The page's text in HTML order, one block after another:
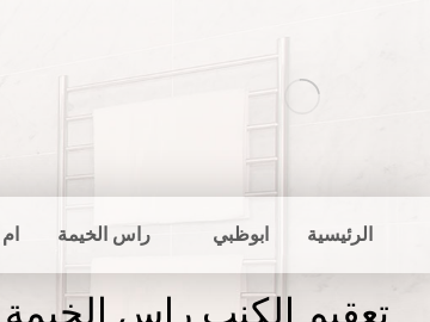
الرئيسية ابوظبي راس الخيمة
تعقيم الكنب راس الخيمة